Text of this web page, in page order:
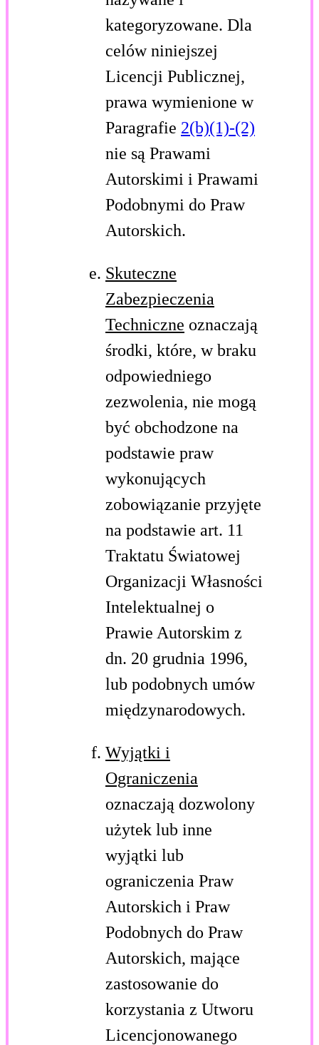
kategoryzowane. Dla
celów niniejszej
Licencji Publicznej,
prawa wymienione w
Paragrafie 2(b)(1)-(2)
nie są Prawami
Autorskimi i Prawami
Podobnymi do Praw
Autorskich.
Skuteczne
Zabezpieczenia
Techniczne oznaczają
środki, które, w braku
odpowiedniego
zezwolenia, nie mogą
być obchodzone na
podstawie praw
wykonujących
zobowiązanie przyjęte
na podstawie art. 11
Traktatu Światowej
Organizacji Własności
Intelektualnej o
Prawie Autorskim z
dn. 20 grudnia 1996,
lub podobnych umów
międzynarodowych.
Wyjątki i
Ograniczenia
oznaczają dozwolony
użytek lub inne
wyjątki lub
ograniczenia Praw
Autorskich i Praw
Podobnych do Praw
Autorskich, mające
zastosowanie do
korzystania z Utworu
Licencjonowanego